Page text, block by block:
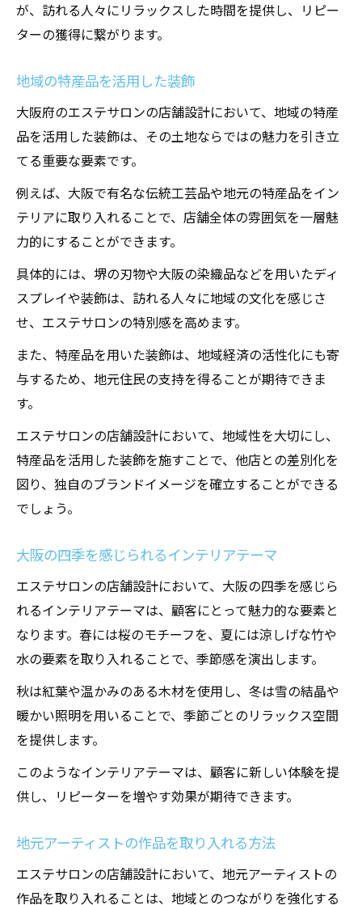
が、訪れる人々にリラックスした時間を提供し、リピー
ターの獲得に繋がります。
地域の特産品を活用した装飾
大阪府のエステサロンの店舗設計において、地域の特産
品を活用した装飾は、その土地ならではの魅力を引き立
てる重要な要素です。
例えば、大阪で有名な伝統工芸品や地元の特産品をイン
テリアに取り入れることで、店舗全体の雰囲気を一層魅
力的にすることができます。
具体的には、堺の刃物や大阪の染織品などを用いたディ
スプレイや装飾は、訪れる人々に地域の文化を感じさ
せ、エステサロンの特別感を高めます。
また、特産品を用いた装飾は、地域経済の活性化にも寄
与するため、地元住民の支持を得ることが期待できま
す。
エステサロンの店舗設計において、地域性を大切にし、
特産品を活用した装飾を施すことで、他店との差別化を
図り、独自のブランドイメージを確立することができる
でしょう。
大阪の四季を感じられるインテリアテーマ
エステサロンの店舗設計において、大阪の四季を感じら
れるインテリアテーマは、顧客にとって魅力的な要素と
なります。春には桜のモチーフを、夏には涼しげな竹や
水の要素を取り入れることで、季節感を演出します。
秋は紅葉や温かみのある木材を使用し、冬は雪の結晶や
暖かい照明を用いることで、季節ごとのリラックス空間
を提供します。
このようなインテリアテーマは、顧客に新しい体験を提
供し、リピーターを増やす効果が期待できます。
地元アーティストの作品を取り入れる方法
エステサロンの店舗設計において、地元アーティストの
作品を取り入れることは、地域とのつながりを強化する